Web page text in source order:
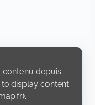
contenu depuis
to display content